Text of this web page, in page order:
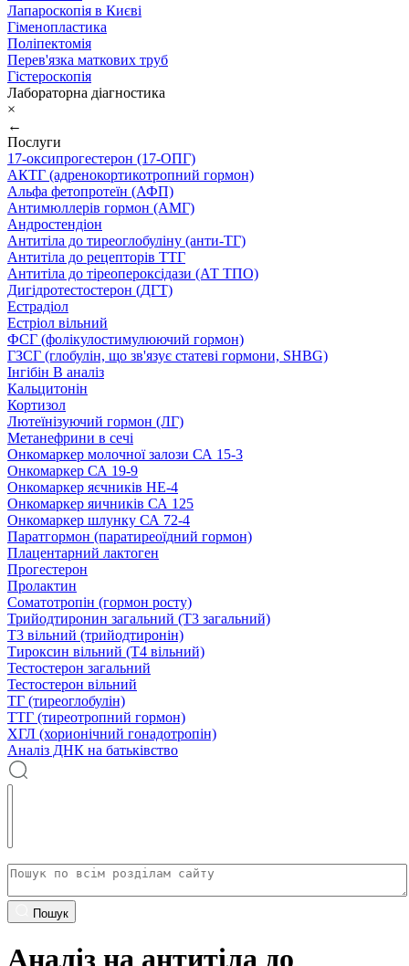
Лапароскопія в Києві
Гіменопластика
Поліпектомія
Перев'язка маткових труб
Гістероскопія
Лабораторна діагностика
×
←
Послуги
17-оксипрогестерон (17-ОПГ)
АКТГ (адренокортикотропний гормон)
Альфа фетопротеїн (АФП)
Антимюллерів гормон (АМГ)
Андростендіон
Антитіла до тиреоглобуліну (анти-ТГ)
Антитіла до рецепторів ТТГ
Антитіла до тіреопероксідази (АТ ТПО)
Дигідротестостерон (ДГТ)
Естрадіол
Естріол вільний
ФСГ (фолікулостимулюючий гормон)
ГЗСГ (глобулін, що зв'язує статеві гормони, SHBG)
Інгібін B аналіз
Кальцитонін
Кортизол
Лютеїнізуючий гормон (ЛГ)
Метанефрини в сечі
Онкомаркер молочної залози СА 15-3
Онкомаркер СА 19-9
Онкомаркер яєчників НЕ-4
Онкомаркер яичників СА 125
Онкомаркер шлунку СА 72-4
Паратгормон (паратиреоїдний гормон)
Плацентарний лактоген
Прогестерон
Пролактин
Соматотропін (гормон росту)
Трийодтиронин загальний (Т3 загальний)
Т3 вільний (трийодтиронін)
Тироксин вільний (Т4 вільний)
Тестостерон загальний
Тестостерон вільний
ТГ (тиреоглобулін)
ТТГ (тиреотропний гормон)
ХГЛ (хорионічний гонадотропін)
Аналіз ДНК на батьківство
Пошук
Аналіз на антитіла до